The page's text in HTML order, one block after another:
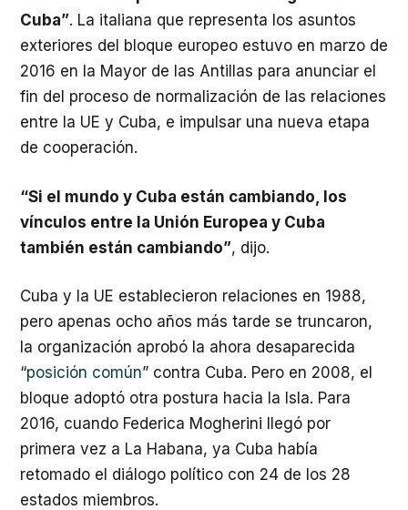
Cuba”. La italiana que representa los asuntos
exteriores del bloque europeo estuvo en marzo de
2016 en la Mayor de las Antillas para anunciar el
fin del proceso de normalización de las relaciones
entre la UE y Cuba, e impulsar una nueva etapa
de cooperación.
“Si el mundo y Cuba están cambiando, los
vínculos entre la Unión Europea y Cuba
también están cambiando”, dijo.
Cuba y la UE establecieron relaciones en 1988,
pero apenas ocho años más tarde se truncaron,
la organización aprobó la ahora desaparecida
“posición común” contra Cuba. Pero en 2008, el
bloque adoptó otra postura hacia la Isla. Para
2016, cuando Federica Mogherini llegó por
primera vez a La Habana, ya Cuba había
retomado el diálogo político con 24 de los 28
estados miembros.